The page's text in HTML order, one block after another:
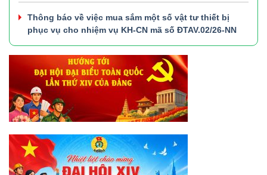
Thông báo về việc mua sắm một số vật tư thiết bị
phục vụ cho nhiệm vụ KH-CN mã số ĐTAV.02/26-NN